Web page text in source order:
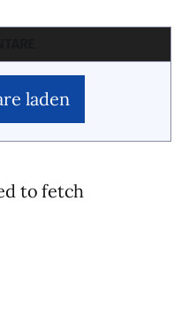
laden
to fetch